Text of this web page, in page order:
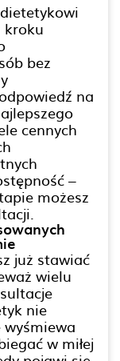
kroku
bez
na
cennych
–
możesz
już stawiać
wielu
nie
w miłej